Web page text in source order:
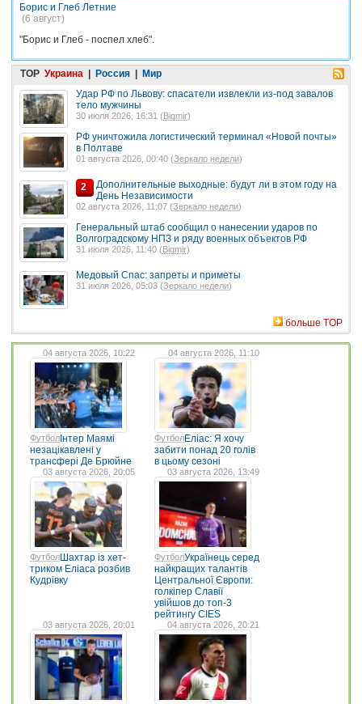
Борис и Глеб Летние
(6 август)
"Борис и Глеб - поспел хлеб".
TOP Украина | Россия | Мир
Удар РФ по Львову: спасатели извлекли из-под завалов
тело мужчины
30 июля 2026, 16:31 (Bigmir)
РФ уничтожила логистический терминал «Новой почты»
в Полтаве
01 августа 2026, 00:40 (Зеркало недели)
2
Дополнительные выходные: будут ли в этом году на
День Независимости
02 августа 2026, 11:07 (Зеркало недели)
Генеральный штаб сообщил о нанесении ударов по
Волгоградскому НПЗ и ряду военных объектов РФ
31 июля 2026, 11:40 ( Bigmir)
Медовый Спас: запреты и приметы
31 июля 2026, 05:03 (Зеркало недели)
больше TOP
04 августа 2026, 10:22
Футбол Інтер Маямі
незацікавлені у
трансфері Де Брюйне
04 августа 2026, 11:10
ФутболЕліас: Я хочу
забити понад 20 голів
в цьому сезоні
03 августа 2026, 20:05
ФутболШахтар із хет-
триком Еліаса розбив
Кудрівку
03 августа 2026, 13:49
ФутболУкраїнець серед
найкращих талантів
Центральної Європи:
голкіпер Славії
увійшов до топ-3
рейтингу CIES
03 августа 2026, 20:01 04 августа 2026, 20:21